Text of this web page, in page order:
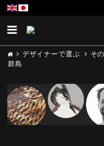
Toggle
デザイナーで選ぶ そ
群島